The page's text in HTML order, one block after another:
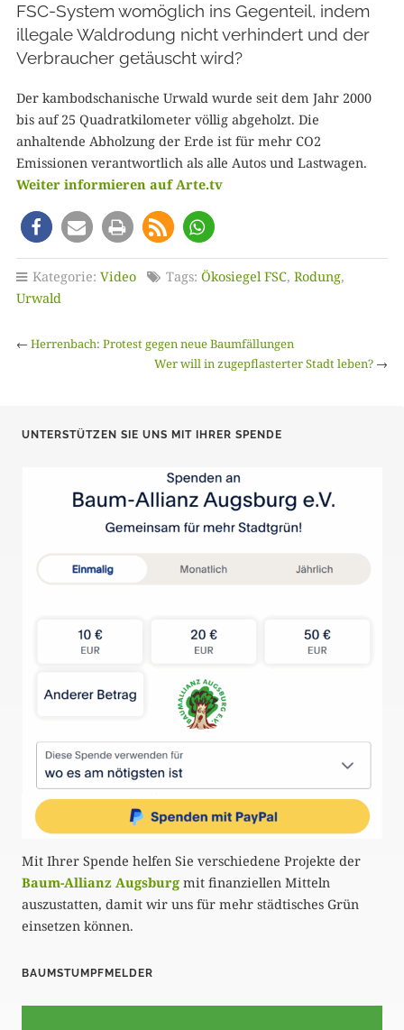
FSC-System womöglich ins Gegenteil, indem
illegale Waldrodung nicht verhindert und der
Verbraucher getäuscht wird?
Der kambodschanische Urwald wurde seit dem Jahr 2000
bis auf 25 Quadratkilometer völlig abgeholzt. Die
anhaltende Abholzung der Erde ist für mehr CO2
Emissionen verantwortlich als alle Autos und Lastwagen.
Weiter informieren auf Arte.tv
Kategorie: Video Tags: Ökosiegel FSC, Rodung,
Urwald
← Herrenbach: Protest gegen neue Baumfällungen
Wer will in zugepflasterter Stadt leben? →
UNTERSTÜTZEN SIE UNS MIT IHRER SPENDE
Mit Ihrer Spende helfen Sie verschiedene Projekte der
Baum-Allianz Augsburg mit finanziellen Mitteln
auszustatten, damit wir uns für mehr städtisches Grün
einsetzen können.
BAUMSTUMPFMELDER